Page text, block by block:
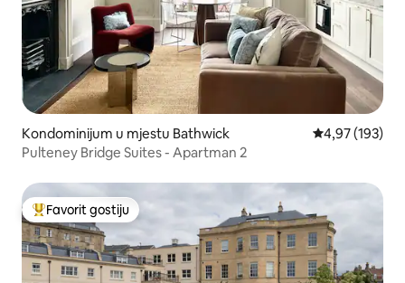
Kondominijum u mjestu Bathwick prosječna
4,97 (193)
Pulteney Bridge Suites - Apartman 2
Glavni favorit gostiju
Favorit gostiju